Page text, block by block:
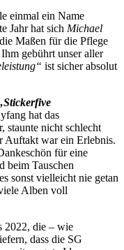
einmal ein Name
Jahr hat sich Michael
Maßen für die Pflege
gebührt unser aller
ist sicher absolut
hat das
staunte nicht schlecht
Auftakt war ein Erlebnis.
für eine
beim Tauschen
sonst vielleicht nie getan
Alben voll
2022, die – wie
dass die SG